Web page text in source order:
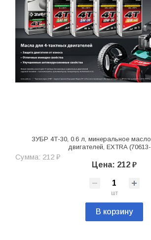
ЗУБР 4Т-30, 0.6 л, минеральное
двигателей, EXTRA
Сумма: 212 ₽
Цена: 212 ₽
шт
В корзину